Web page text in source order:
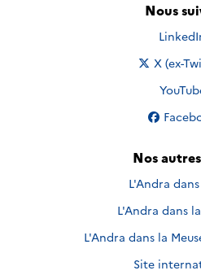
Nous
Nous
Nous
X (ex-
Nous
Nous
Nos
L'Andra
L'Andra dans
L'Andra dans la
Site